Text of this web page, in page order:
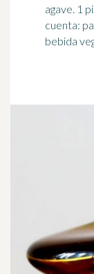
agave. 1
cuenta:
bebida